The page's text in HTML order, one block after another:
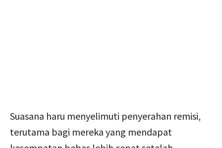
Suasana haru menyelimuti penyerahan remisi,
terutama bagi mereka yang mendapat